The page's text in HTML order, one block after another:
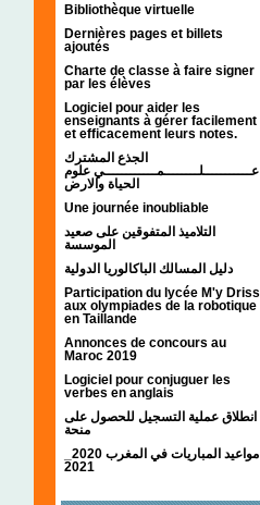
Bibliothèque virtuelle
Dernières pages et billets
ajoutés
Charte de classe à faire signer
par les élèves
Logiciel pour aider les
enseignants à gérer facilement
et efficacement leurs notes.
الجذع المشترك
عـــــــــــلــــــــمــــــــــــي علوم
الحياة والارض
Une journée inoubliable
التلاميذ المتفوقين على صعيد
الموسسة
دليل المسالك الباكالوريا الدولية
Participation du lycée M'y Driss
aux olympiades de la robotique
en Taillande
Annonces de concours au
Maroc 2019
Logiciel pour conjuguer les
verbes en anglais
انطلاق عملية التسجيل للحصول على
منحة
2021